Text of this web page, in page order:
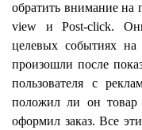
обратить внимание на
view и Post-click.
целевых событиях на
произошли после
пользователя с
положил ли он товар
оформил заказ. Все